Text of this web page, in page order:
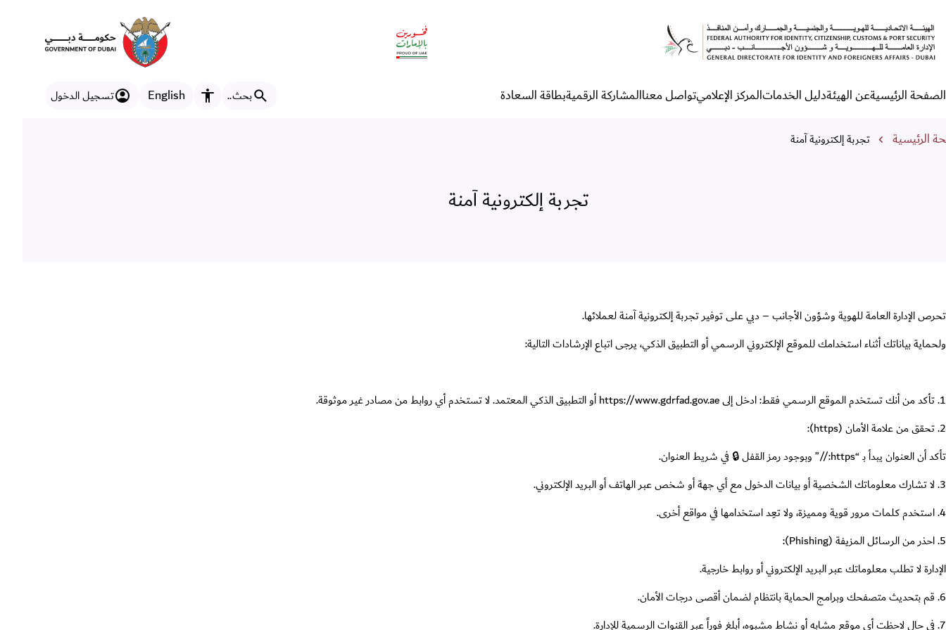
تجربة إلكترونية آمنة
القائمة الرئيسية
الصفحة الرئيسيةعن الهيئةدليل الخدماتالمركز الإعلاميتواصل معناالمشاركة الرقميةبطاقة السعادة بحث.. مزايا إمكانية الوصول
English تسجيل الدخول
مسار التنقل
الرئيسية تجربة إلكترونية آمنة
تجربة إلكترونية آمنة
تحرص الإدارة العامة للهوية وشؤون الأجانب – دبي على توفير تجربة إلكترونية آمنة لعملائها.
ولحماية بياناتك أثناء استخدامك للموقع الإلكتروني الرسمي أو التطبيق الذكي، يرجى اتباع الإرشادات التالية:
1. تأكد من أنك تستخدم الموقع الرسمي فقط: ادخل إلى https://www.gdrfad.gov.aeأو التطبيق الذكي المعتمد. لا تستخدم أي روابط من مصادر غير موثوقة.
2. تحقق من علامة الأمان (https):
تأكد أن العنوان يبدأ بـ “https://” وبوجود رمز القفل 🔒 في شريط العنوان.
3. لا تشارك معلوماتك الشخصية أو بيانات الدخول مع أي جهة أو شخص عبر الهاتف أو البريد الإلكتروني.
4. استخدم كلمات مرور قوية ومميزة، ولا تعِد استخدامها في مواقع أخرى.
5. احذر من الرسائل المزيفة (Phishing):
الإدارة لا تطلب معلوماتك عبر البريد الإلكتروني أو روابط خارجية.
6. قم بتحديث متصفحك وبرامج الحماية بانتظام لضمان أقصى درجات الأمان.
7. في حال لاحظت أي موقع مشابه أو نشاط مشبوه، أبلغ فوراً عبر القنوات الرسمية للإدارة.